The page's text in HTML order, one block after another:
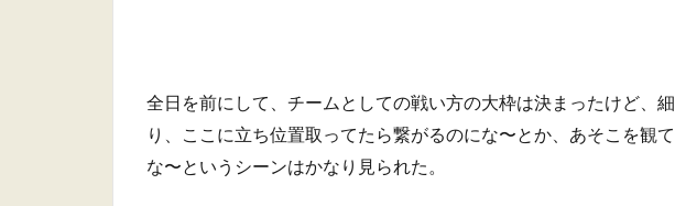
全日を前にして、チームとしての戦い方の大枠は決まったけど、
り、ここに立ち位置取ってたら繋がるのにな〜とか、あそこを観
な〜というシーンはかなり見られた。